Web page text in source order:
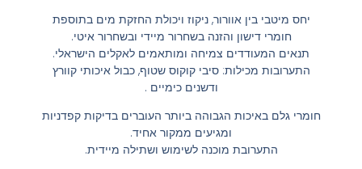
יחס מיטבי בין אוורור, ניקוז ויכולת החזקת מים בתוספת
חומרי דישון והזנה בשחרור מיידי ובשחרור איטי.
תנאים המעודדים צמיחה ומותאמים לאקלים הישראלי.
התערובות מכילות: סיבי קוקוס שטוף, כבול איכותי קוורץ
ודשנים כימיים .
חומרי גלם באיכות הגבוהה ביותר העוברים בדיקות קפדניות
ומגיעים ממקור אחיד.
התערובת מוכנה לשימוש ושתילה מיידית.